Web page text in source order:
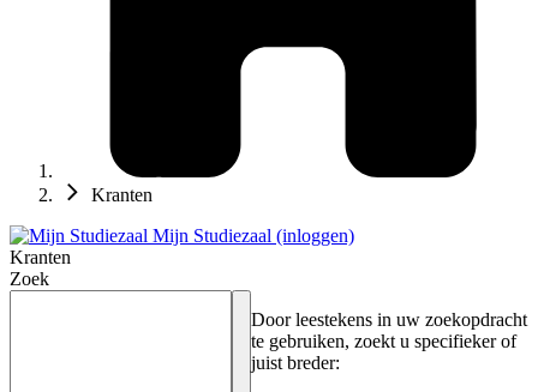
Kranten
Mijn Studiezaal (inloggen)
Kranten
Zoek
Door leestekens in uw zoekopdracht
te gebruiken, zoekt u specifieker of
juist breder: